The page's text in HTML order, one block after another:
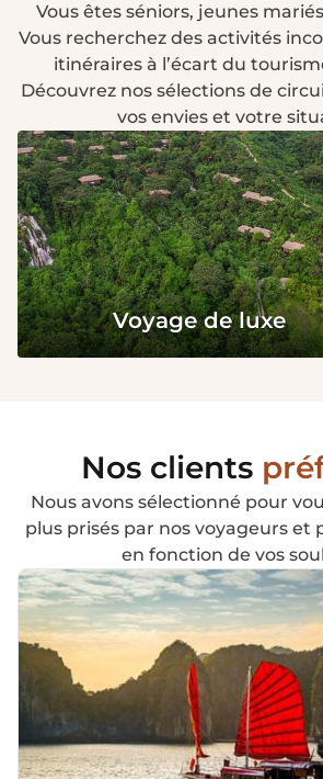
Vous êtes séniors, jeunes
Vous recherchez des activités
itinéraires à l’écart du
Découvrez nos sélections de
vos envies et votre
Voyage de luxe
Nos clients
Nous avons sélectionné pour
plus prisés par nos voyageurs et
en fonction de vos